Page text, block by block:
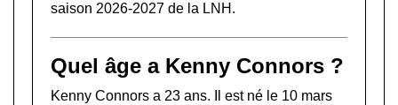
saison 2026-2027 de la LNH.
Quel âge a Kenny Connors ?
Kenny Connors a 23 ans. Il est né le 10 mars